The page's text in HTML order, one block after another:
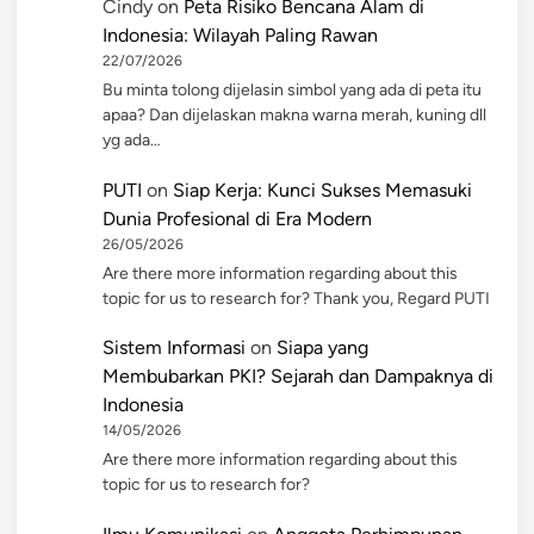
Cindy on Peta Risiko Bencana Alam di
Indonesia: Wilayah Paling Rawan
22/07/2026
Bu minta tolong dijelasin simbol yang ada di peta itu
apaa? Dan dijelaskan makna warna merah, kuning dll
yg ada…
PUTI on Siap Kerja: Kunci Sukses Memasuki
Dunia Profesional di Era Modern
26/05/2026
Are there more information regarding about this
topic for us to research for? Thank you, Regard PUTI
Sistem Informasi on Siapa yang
Membubarkan PKI? Sejarah dan Dampaknya di
Indonesia
14/05/2026
Are there more information regarding about this
topic for us to research for?